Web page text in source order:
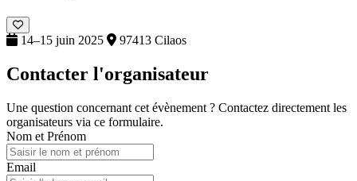
14–15 juin 2025 97413 Cilaos
Contacter l'organisateur
Une question concernant cet évènement ? Contactez directement les
organisateurs via ce formulaire.
Nom et Prénom
Email